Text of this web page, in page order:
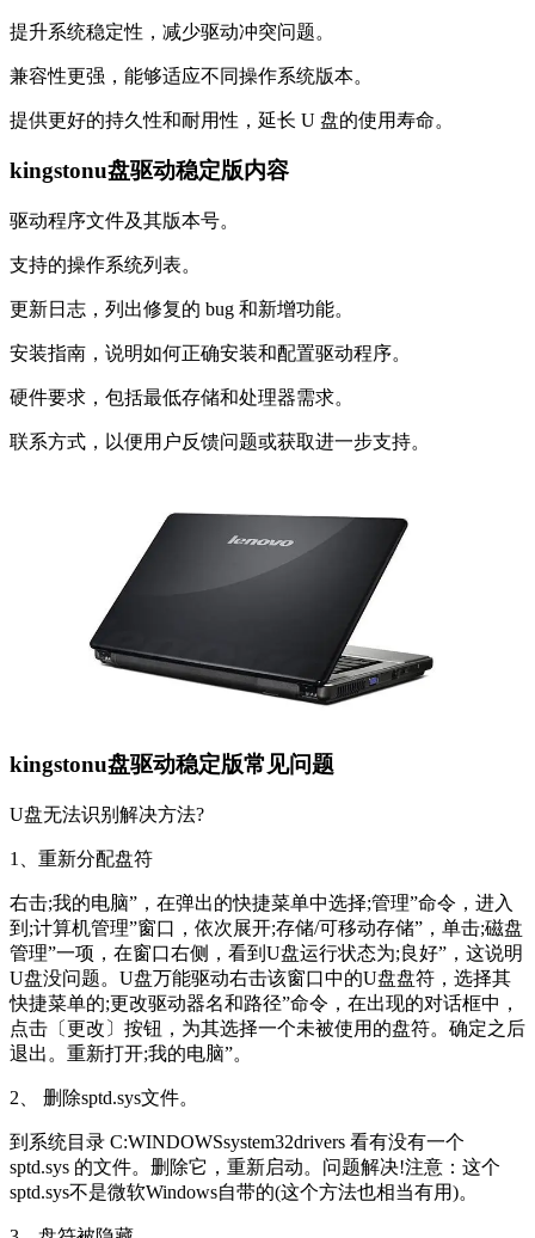
提升系统稳定性，减少驱动冲突问题。
兼容性更强，能够适应不同操作系统版本。
提供更好的持久性和耐用性，延长 U 盘的使用寿命。
kingstonu盘驱动稳定版内容
驱动程序文件及其版本号。
支持的操作系统列表。
更新日志，列出修复的 bug 和新增功能。
安装指南，说明如何正确安装和配置驱动程序。
硬件要求，包括最低存储和处理器需求。
联系方式，以便用户反馈问题或获取进一步支持。
kingstonu盘驱动稳定版常见问题
U盘无法识别解决方法?
1、重新分配盘符
右击;我的电脑”，在弹出的快捷菜单中选择;管理”命令，进入
到;计算机管理”窗口，依次展开;存储/可移动存储”，单击;磁盘
管理”一项，在窗口右侧，看到U盘运行状态为;良好”，这说明
U盘没问题。U盘万能驱动右击该窗口中的U盘盘符，选择其
快捷菜单的;更改驱动器名和路径”命令，在出现的对话框中，
点击〔更改〕按钮，为其选择一个未被使用的盘符。确定之后
退出。重新打开;我的电脑”。
2、 删除sptd.sys文件。
到系统目录 C:WINDOWSsystem32drivers 看有没有一个
sptd.sys 的文件。删除它，重新启动。问题解决!注意：这个
sptd.sys不是微软Windows自带的(这个方法也相当有用)。